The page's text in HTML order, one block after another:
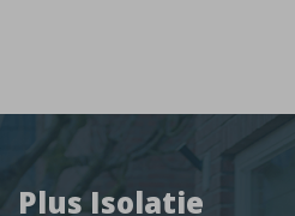
Plus Isolatie